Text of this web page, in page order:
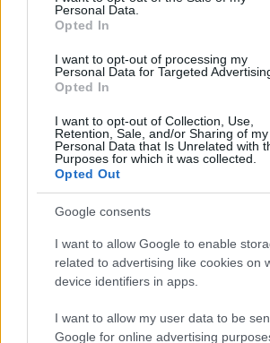
Personal Data.
Opted In
I want to opt-out of processing my
Personal Data for Targeted
Opted In
I want to opt-out of Collection, Use,
Retention, Sale, and/or Sharing of my
Personal Data that Is Unrelated with
Purposes for which it was collected.
Opted Out
Google consents
I want to allow Google to enable
related to advertising like cookies on
device identifiers in apps.
I want to allow my user data to be
Google for online advertising
A dzsessz volt az élete – a
Jánosról regényt író
Gáborral beszélgettünk
beatkorSzaki•2025. január 24.
„Mindig higgadt volt és
akarta volna másoknak
szabályozzanak szépen egy vulkánt,
benne izzott, és várta, hogy kitörjön”
T. Gábor. A zongoraművész,